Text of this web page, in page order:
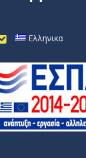
Ελληνικα